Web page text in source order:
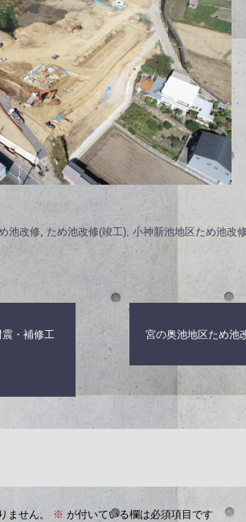
池改修, ため池改修(竣工), 小神新池地区ため池改
・補修工 宮の奥池地区ため池
ません。 ※ が付いている欄は必須項目です